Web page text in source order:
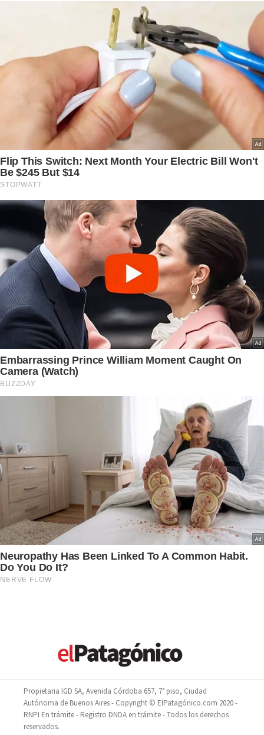
Propietaria IGD SA, Avenida Córdoba 657, 7° piso, Ciudad
Autónoma de Buenos Aires - Copyright © ElPatagónico.com 2020 -
RNPI En trámite - Registro DNDA en trámite - Todos los derechos
reservados.